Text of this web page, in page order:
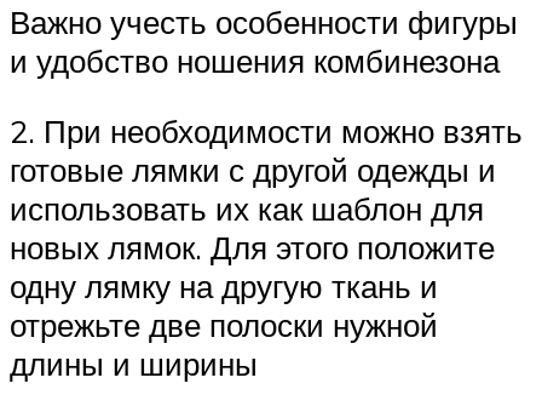
Важно учесть особенности фигуры
и удобство ношения комбинезона
2. При необходимости можно взять
готовые лямки с другой одежды и
использовать их как шаблон для
новых лямок. Для этого положите
одну лямку на другую ткань и
отрежьте две полоски нужной
длины и ширины